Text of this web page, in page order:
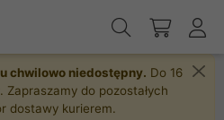
chwilowo niedostępny. Do 16
do pozostałych
dostawy kurierem.